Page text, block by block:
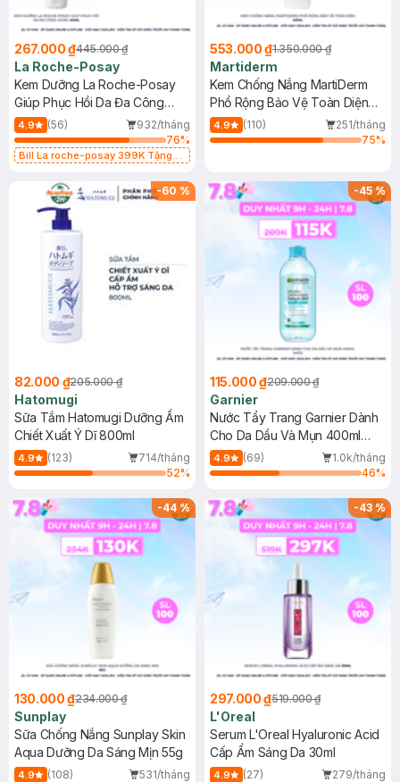
267.000 ₫445.000 ₫
La Roche-Posay
Kem Dưỡng La Roche-Posay
Giúp Phục Hồi Da Đa Công
Dụng 40ml
4.9 (56)
932/tháng
76%
Bill La roche-posay 399K Tặng
(SL có hạn)
553.000 ₫1.350.000 ₫
Martiderm
Kem Chống Nắng MartiDerm
Phổ Rộng Bảo Vệ Toàn Diện
40ml
4.9 (110)
251/tháng
75%
-60 %
82.000 ₫205.000 ₫
Hatomugi
Sữa Tắm Hatomugi Dưỡng Ẩm
Chiết Xuất Ý Dĩ 800ml
4.9 (123)
714/tháng
52%
-45%
115.000 ₫209.000 ₫
Garnier
Nước Tẩy Trang Garnier Dành
Cho Da Dầu Và Mụn 400ml
(Mới)
4.9 (69)
1.0k/tháng
46%
-44%
130.000 ₫234.000 ₫
Sunplay
Sữa Chống Nắng Sunplay Skin
Aqua Dưỡng Da Sáng Mịn 55g
4.9 (108)
531/tháng
-43%
297.000 ₫519.000 ₫
L'Oreal
Serum L'Oreal Hyaluronic Acid
Cấp Ẩm Sáng Da 30ml
4.9 (27)
279/tháng